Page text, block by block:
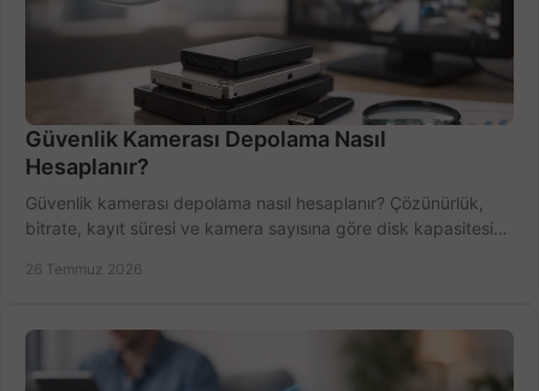
Güvenlik Kamerası Depolama Nasıl
Hesaplanır?
Güvenlik kamerası depolama nasıl hesaplanır? Çözünürlük,
bitrate, kayıt süresi ve kamera sayısına göre disk kapasitesini
26 Temmuz 2026